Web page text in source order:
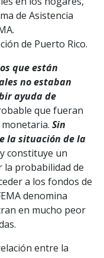
de Asistencia
de Puerto Rico.
que están
no estaban
ayuda de
que fueran
Sin
la situación de la
y constituye un
probabilidad de
a los fondos de
denomina
en mucho peor
entre la